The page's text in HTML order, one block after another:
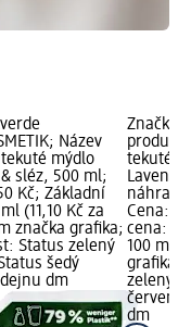
Název
mýdlo
sléz, 500 ml;
Kč; Základní
(11,10 Kč za
značka grafika;
Status zelený
šedý
dm
Značka:
tekuté
Cena:
cena:
100 ml);
grafika;
zelený
červený
dm